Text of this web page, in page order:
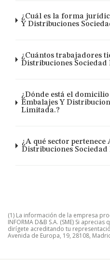
¿Cuál es la forma
Y Distribuciones
¿Cuántos trabajadores
Distribuciones Sociedad
¿Dónde está el
Embalajes Y
Limitada.?
¿A qué sector pertenece
Distribuciones
(1) La información de la empresa
INFORMA D&B S.A. (SME) Si
dirígete acreditando tu
Avenida de Europa, 19, 28108,